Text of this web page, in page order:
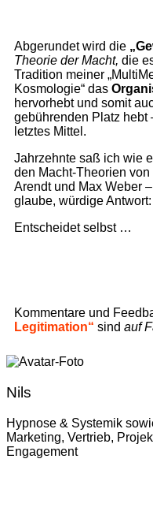
Abgerundet wird die
Theorie der Macht, die
Tradition meiner
Kosmologie“ das
hervorhebt und somit
gebührenden Platz hebt
letztes Mittel.
Jahrzehnte saß ich wie
den Macht-Theorien
Arendt und Max Weber
glaube, würdige Antwort:
Entscheidet selbst …
Kommentare und
Legitimation“ sind auf
Nils
Hypnose & Systemik
Marketing, Vertrieb,
Engagement